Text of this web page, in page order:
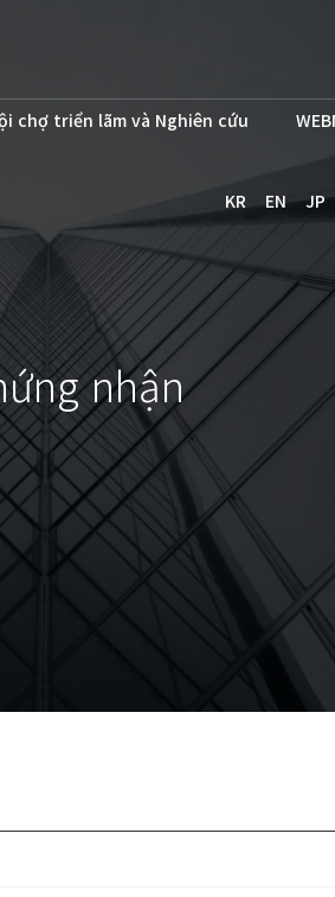
chợ triển lãm và Nghiên cứu
KR EN JP
nhận